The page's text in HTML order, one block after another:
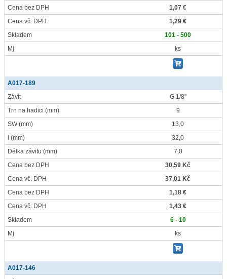
Cena bez DPH
1,07 €
Cena vč. DPH
1,29 €
Skladem
101 - 500
Mj
ks
A017-189
Závit
G 1/8"
Trn na hadici (mm)
9
SW(mm)
13,0
(mm)
32,0
Délka závitu (mm)
7,0
Cena bez DPH
30,59 Kč
Cena vč. DPH
37,01 Kč
Cena bez DPH
1,18 €
Cena vč. DPH
1,43 €
Skladem
6 - 10
Mj
ks
A017-146